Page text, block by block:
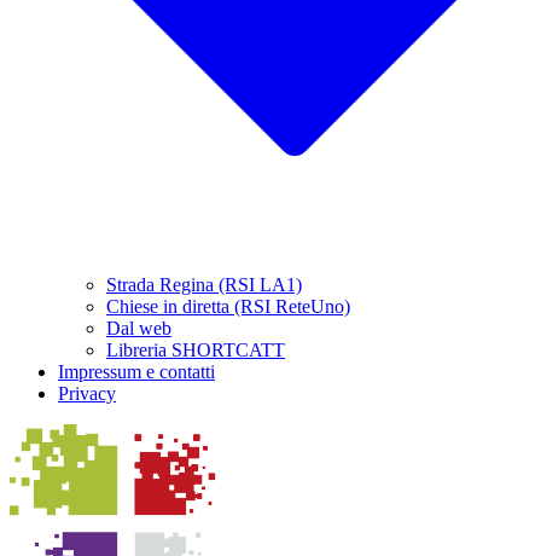
Strada Regina (RSI LA1)
Chiese in diretta (RSI ReteUno)
Dal web
Libreria SHORTCATT
Impressum e contatti
Privacy